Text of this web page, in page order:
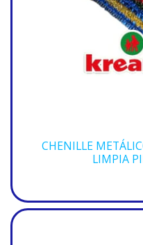
CHENILLE
LIMPIA